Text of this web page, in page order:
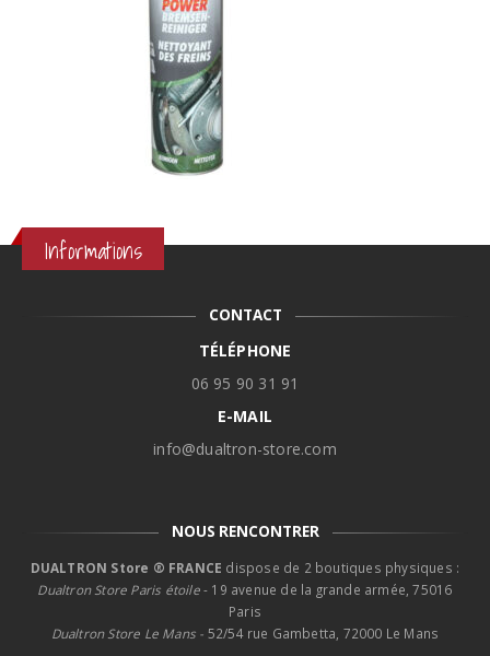
Informations
CONTACT
TÉLÉPHONE
06 95 90 31 91
E-MAIL
info@dualtron-store.com
NOUS RENCONTRER
DUALTRON Store ® FRANCE dispose de 2 boutiques physiques :
Dualtron Store Paris étoile- 19 avenue de la grande armée, 75016
Paris
Dualtron Store Le Mans - 52/54 rue Gambetta, 72000 Le Mans